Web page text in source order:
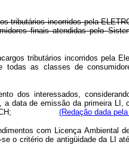
incorridos pela
finais atendidas pelo
tributários incorridos pela
as classes de
dos interessados,
data de emissão da primeira LI,
- PCH; (Redação dada
com Licença Ambiental
se o critério de